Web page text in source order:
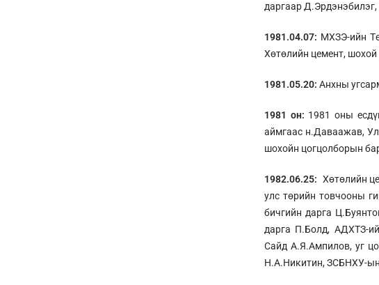
даргаар
1981.04.07: МХЗЭ-ийн
Хөтөлийн цемент,
1981.05.20: Анхны
1981 он: 1981 оны
аймгаас н.Даваажав,
шохойн цогцолборын
1982.06.25: Хөтөлийн
улс төрийн товчооны
бичгийн дарга
дарга П.Болд, АДХТЗ-
Сайд А.Я.Ампилов, уг
Н.А.Никитин, ЗСБНХУ-